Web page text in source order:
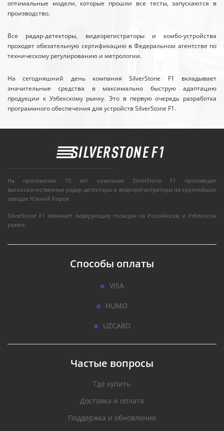
оптимальные модели, которые прошли все тесты, запускаются в
производство.
Все радар-детекторы, видеорегистраторы и комбо-устройства
проходят обязательную сертификацию в Федеральном агентстве по
техническому регулированию и метрологии.
На сегодняшний день компания SilverStone F1 вкладывает
значительные средства в максимально быструю адаптацию
продукции к Узбекскому рынку. Это в первую очередь разработка
программного обеспечения для устройств SilverStone F1.
На протяжении 15 лет компания SilverStone F1 производит
высококачественные радар-детекторы и видеорегистраторы на крупнейших
заводах Южной Кореи.
SilverStone F1 занимает лидирующие позиции на Российском и Узбекском
рынке.
Способы оплаты
VISA
HUMO
UZCARD
Частые вопросы
Где купить
Доставка и оплата
Поддержка и обновления